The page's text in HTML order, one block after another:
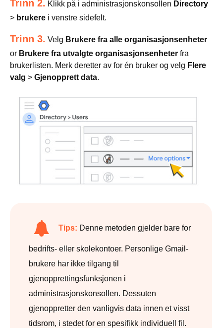
Trinn 2. Klikk på i administrasjonskonsollen Directory
> brukere i venstre sidefelt.
Trinn 3. Velg Brukere fra alle organisasjonsenheter
or Brukere fra utvalgte organisasjonsenheter fra
brukerlisten. Merk deretter av for én bruker og velg Flere
valg > Gjenopprett data.
Tips: Denne metoden gjelder bare for
bedrifts- eller skolekontoer. Personlige Gmail-
brukere har ikke tilgang til
gjenopprettingsfunksjonen i
administrasjonskonsollen. Dessuten
gjenoppretter den vanligvis data innen et visst
tidsrom, i stedet for en spesifikk individuell fil.